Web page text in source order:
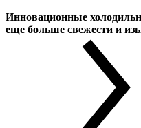
Инновационные
еще больше свежести и